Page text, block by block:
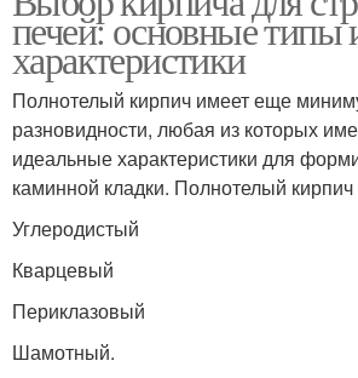
печей: основные типы
характеристики
Полнотелый кирпич имеет еще
разновидности, любая из которых
идеальные характеристики для
каминной кладки. Полнотелый кирпич
Углеродистый
Кварцевый
Периклазовый
Шамотный.